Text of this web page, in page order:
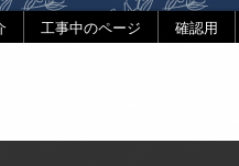
工事中のページ 確認用